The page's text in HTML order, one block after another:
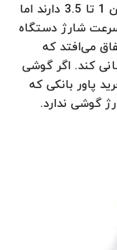
شارژ می‌کند. پاوربانک‌های معمولی آمپری بین 1 تا 3.5 دارند اما
سرعت شارژ دستگاه
می‌افتد که
کند. اگر گوشی
پاور بانکی که
گوشی ندارد.